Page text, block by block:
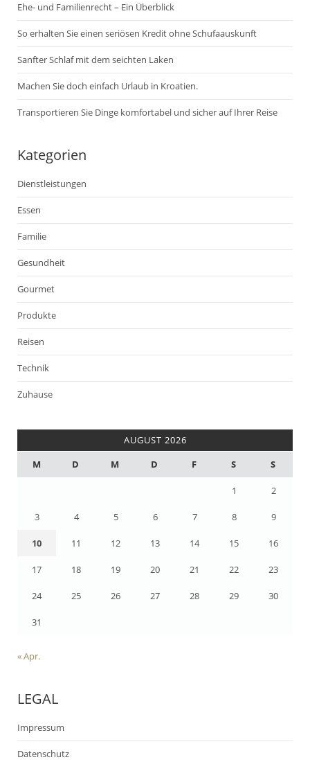
Ehe- und Familienrecht – Ein Überblick
So erhalten Sie einen seriösen Kredit ohne Schufaauskunft
Sanfter Schlaf mit dem seichten Laken
Machen Sie doch einfach Urlaub in Kroatien.
Transportieren Sie Dinge komfortabel und sicher auf Ihrer Reise
Kategorien
Dienstleistungen
Essen
Familie
Gesundheit
Gourmet
Produkte
Reisen
Technik
Zuhause
AUGUST 2026
M
D M D F S S
1 2
3 4 5 6 7 8 9
10 11 12 13 14 15 16
17 18 19 20 21 22 23
24 25 26 27 28 29 30
31
« Apr.
LEGAL
Impressum
Datenschutz